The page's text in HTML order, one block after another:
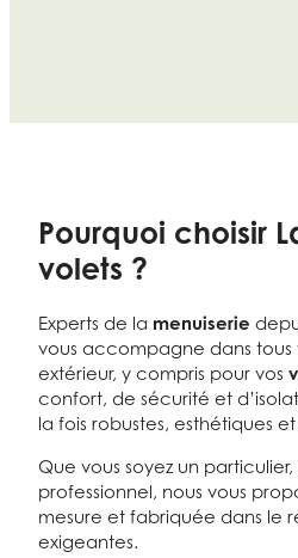
Pourquoi choisir
volets ?
Experts de la menuiserie
vous accompagne dans tous
extérieur, y compris pour vos
confort, de sécurité et
la fois robustes, esthétiques
Que vous soyez un
professionnel, nous vous
mesure et fabriquée dans le
exigeantes.